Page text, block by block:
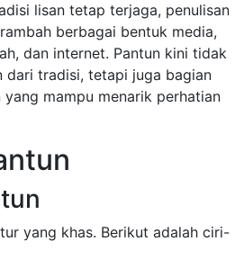
lisan tetap terjaga, penulisan
berbagai bentuk media,
dan internet. Pantun kini tidak
dari tradisi, tetapi juga bagian
mampu menarik perhatian
yang khas. Berikut adalah ciri-